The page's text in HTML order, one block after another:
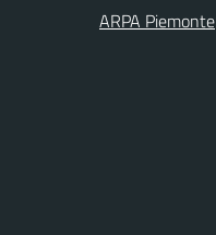
ARPA Piemonte